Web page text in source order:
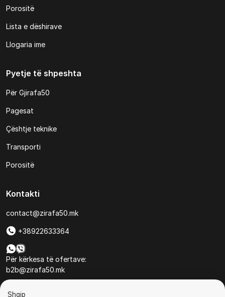
Porositë
Lista e dëshirave
Llogaria ime
Pyetje të shpeshta
Për Gjirafa50
Pagesat
Çështje teknike
Transporti
Porositë
Kontakti
contact@zirafa50.mk
+38922633364
Për kërkesa të ofertave:
b2b@zirafa50.mk
Shqip